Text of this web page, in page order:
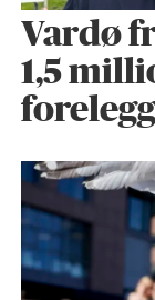
Vardø
1,5
forelegg